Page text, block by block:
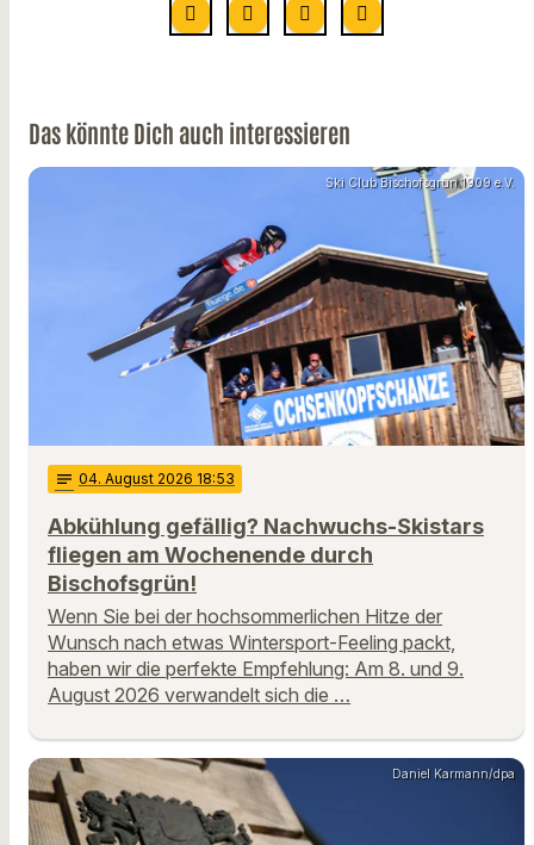
Das könnte Dich auch interessieren
Ski Club Bischofsgrün 1909 e.V.
notes 04. August 2026 18:53
Abkühlung gefällig? Nachwuchs-Skistars
fliegen am Wochenende durch
Bischofsgrün!
Wenn Sie bei der hochsommerlichen Hitze der
Wunsch nach etwas Wintersport-Feeling packt,
haben wir die perfekte Empfehlung: Am 8. und 9.
August 2026 verwandelt sich die …
Daniel Karmann/dpa